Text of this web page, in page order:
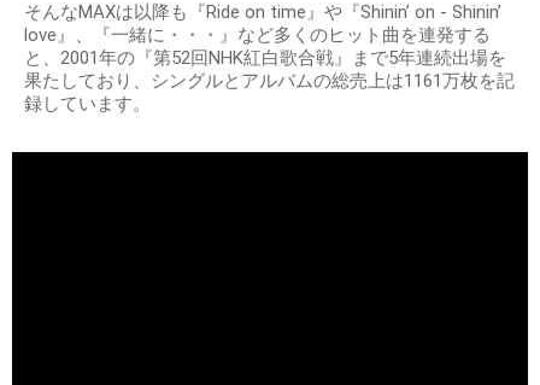
そんなMAXは以降も『Ride on time』や『Shinin’ on - Shinin’
love』、『一緒に・・・』など多くのヒット曲を連発する
と、2001年の『第52回NHK紅白歌合戦』まで5年連続出場を
果たしており、シングルとアルバムの総売上は1161万枚を記
録しています。